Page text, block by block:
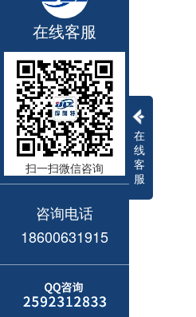
在
线
客
服
在线客服
扫一扫微信咨询
咨询电话
18600631915